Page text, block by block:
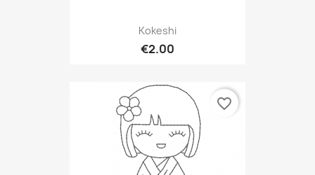
Kokeshi
€2.00
favorite_border